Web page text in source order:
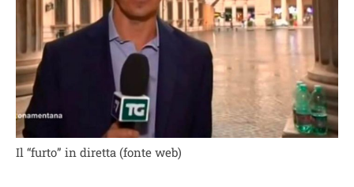
Il “furto” in diretta (fonte web)